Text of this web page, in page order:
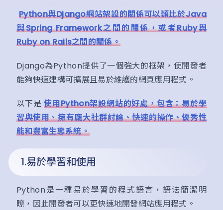
Python與Django網站架設的關係可以類比於Java
與Spring Framework之間的關係，或者Ruby與
Ruby on Rails之間的關係。
Django為Python提供了一個強大的框架，使開發者
能夠快速建構可擴展且易於維護的網頁應用程式。
以下是 使用Python架設網站的好處，包含：易於學
習與使用、擁有龐大社群討論、快速的操作、優秀性
能和豐富生態系統。
1.易於學習和使用
Python是一種易於學習的程式語言，語法簡潔明
瞭，因此開發者可以更快速地開發網站應用程式。